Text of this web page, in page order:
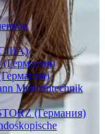
(США)
(Германия)
Medizintechnik
(Германия)